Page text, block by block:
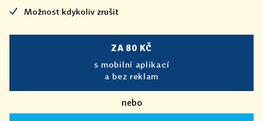
Možnost kdykoliv zrušit
ZA 80 KČ
s mobilní aplikací
a bez reklam
nebo